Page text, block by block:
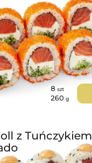
8 szt
260 g
z Tuńczykiem